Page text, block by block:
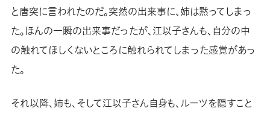
と唐突に言われたのだ。突然の出来事に、姉は黙ってしまっ
た。ほんの一瞬の出来事だったが、江以子さんも、自分の中
の触れてほしくないところに触れられてしまった感覚があっ
た。
それ以降、姉も、そして江以子さん自身も、ルーツを隠すこと